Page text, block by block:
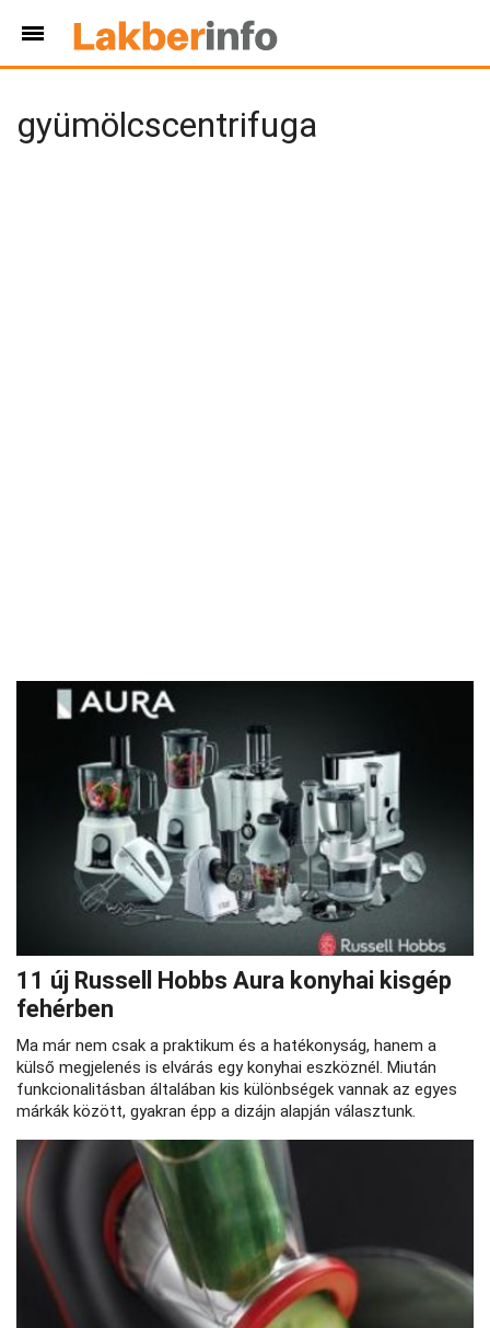
gyümölcscentrifuga
11 új Russell Hobbs Aura konyhai kisgép
fehérben
Ma már nem csak a praktikum és a hatékonyság, hanem a
külső megjelenés is elvárás egy konyhai eszköznél. Miután
funkcionalitásban általában kis különbségek vannak az egyes
márkák között, gyakran épp a dizájn alapján választunk.